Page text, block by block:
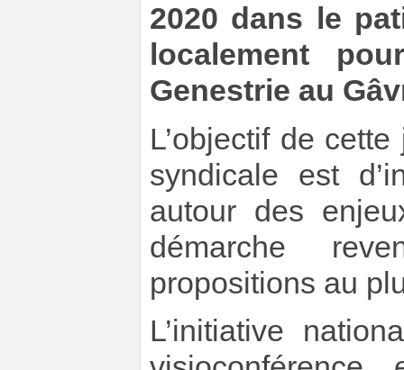
2020 dans le
localement
Genestrie au
L’objectif de
syndicale est
autour des
démarche
propositions au
L’initiative